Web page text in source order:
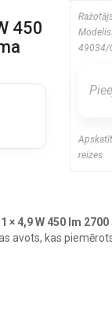
450
49034/
reizes
× 4,9 W 450 lm
avots, kas